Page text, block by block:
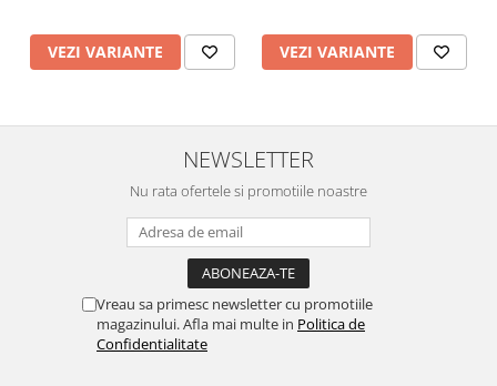
VEZI VARIANTE VEZI VARIANTE
NEWSLETTER
Nu rata ofertele si promotiile noastre
Vreau sa primesc newsletter cu promotiile
magazinului. Afla mai multe in Politica de
Confidentialitate